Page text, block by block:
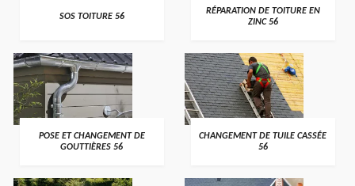
>
SOS TOITURE 56 >
RÉPARATION DE TOITURE EN
ZINC 56
>
POSE ET CHANGEMENT DE
GOUTTIÈRES 56
>
CHANGEMENT DE TUILE CASSÉE
56